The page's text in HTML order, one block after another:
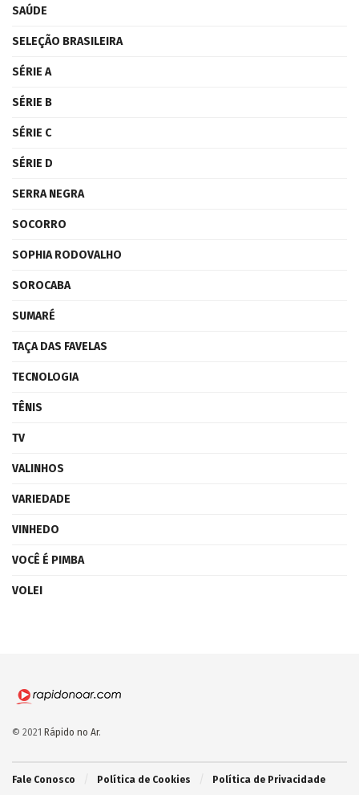
SAÚDE
SELEÇÃO BRASILEIRA
SÉRIE A
SÉRIE B
SÉRIE C
SÉRIE D
SERRA NEGRA
SOCORRO
SOPHIA RODOVALHO
SOROCABA
SUMARÉ
TAÇA DAS FAVELAS
TECNOLOGIA
TÊNIS
TV
VALINHOS
VARIEDADE
VINHEDO
VOCÊ É PIMBA
VOLEI
© 2021 Rápido no Ar.
Fale Conosco Política de Cookies Política de Privacidade